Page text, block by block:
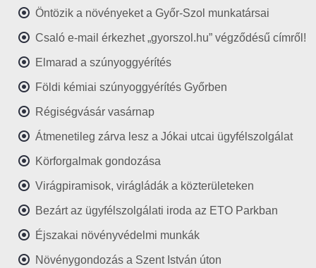
Öntözik a növényeket a Győr-Szol munkatársai
Csaló e-mail érkezhet „gyorszol.hu” végződésű címről!
Elmarad a szúnyoggyérítés
Földi kémiai szúnyoggyérítés Győrben
Régiségvásár vasárnap
Átmenetileg zárva lesz a Jókai utcai ügyfélszolgálat
Körforgalmak gondozása
Virágpiramisok, virágládák a közterületeken
Bezárt az ügyfélszolgálati iroda az ETO Parkban
Éjszakai növényvédelmi munkák
Növénygondozás a Szent István úton